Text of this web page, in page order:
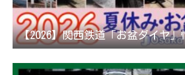
【2026】関西鉄道「お盆ダイヤ」